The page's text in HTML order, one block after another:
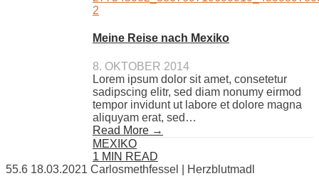
Meine Reise nach Mexiko
8. OKTOBER 2014
Lorem ipsum dolor sit amet, consetetur
sadipscing elitr, sed diam nonumy eirmod
tempor invidunt ut labore et dolore magna
aliquyam erat, sed…
Read More →
MEXIKO
1 MIN READ
55.6 18.03.2021 Carlosmethfessel | Herzblutmadl